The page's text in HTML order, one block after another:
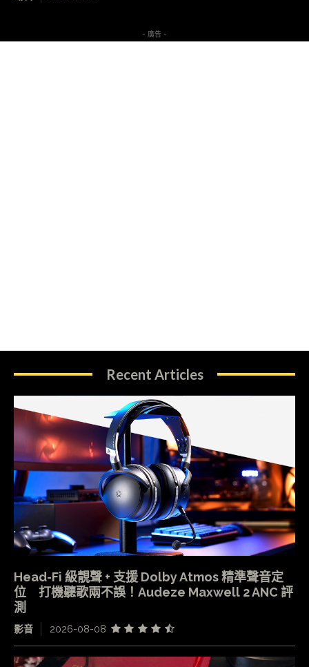
- 廣告 -
Recent Articles
Head-Fi 級靚聲 + 支援 Dolby Atmos 精準聲音定
位 打機聽歌兩不誤！Audeze Maxwell 2 ANC 評
測
影音 2026-08-08